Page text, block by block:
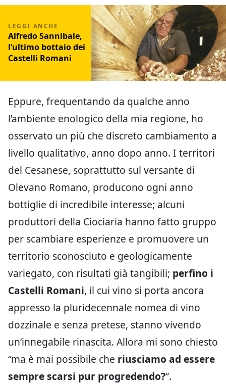
Alfredo Sannibale,
l’ultimo bottaio dei
Castelli Romani
Eppure, frequentando da qualche anno
l’ambiente enologico della mia regione, ho
osservato un più che discreto cambiamento a
livello qualitativo, anno dopo anno. I territori
del Cesanese, soprattutto sul versante di
Olevano Romano, producono ogni anno
bottiglie di incredibile interesse; alcuni
produttori della Ciociaria hanno fatto gruppo
per scambiare esperienze e promuovere un
territorio sconosciuto e geologicamente
variegato, con risultati già tangibili; perfino i
Castelli Romani, il cui vino si porta ancora
appresso la pluridecennale nomea di vino
dozzinale e senza pretese, stanno vivendo
un’innegabile rinascita. Allora mi sono chiesto
“ma è mai possibile che riusciamo ad essere
sempre scarsi pur progredendo?“.